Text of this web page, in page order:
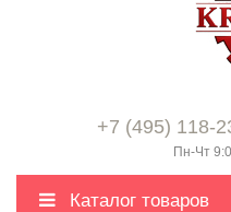
+7 (495) 118-
Пн-Чт
Каталог товаров